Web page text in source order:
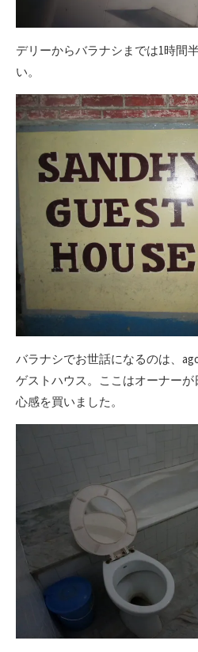
デリーからバラナシまでは1時間
い。
バラナシでお世話になるのは、
ゲストハウス。ここはオーナー
心感を買いました。